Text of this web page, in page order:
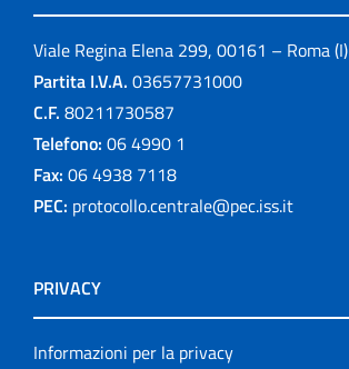
Viale Regina Elena 299, 00161 – Roma (I)
Partita I.V.A. 03657731000
C.F. 80211730587
Telefono: 06 4990 1
Fax: 06 4938 7118
PEC: protocollo.centrale@pec.iss.it
PRIVACY
Informazioni per la privacy